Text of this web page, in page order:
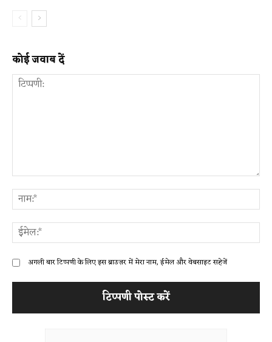
कोई जवाब दें
अगली बार टिप्पणी के लिए इस ब्राउज़र में मेरा नाम, ईमेल और वेबसाइट सहेजें